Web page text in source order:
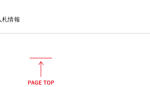
札情報